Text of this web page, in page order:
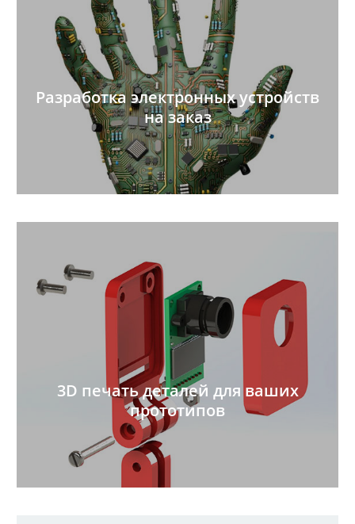
Разработка электронных устройств
на заказ
3D печать деталей для ваших
прототипов